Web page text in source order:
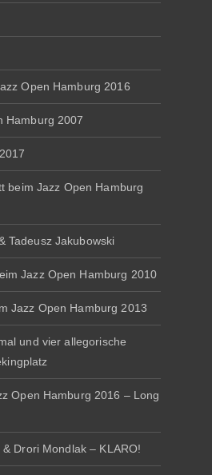
Open Hamburg 2016
Hamburg 2007
beim Jazz Open Hamburg
Tadeusz Jakubowski
Jazz Open Hamburg 2010
Jazz Open Hamburg 2013
und vier allegorische
Open Hamburg 2016 – Long
Drori Mondlak – KLARO!